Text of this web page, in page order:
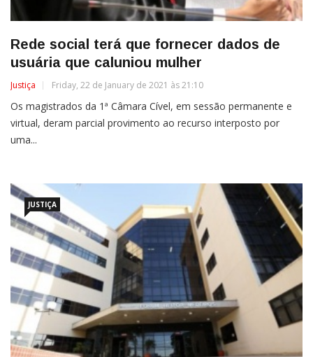
Rede social terá que fornecer dados de
usuária que caluniou mulher
Justiça Friday, 22 de January de 2021 às 21:10
Os magistrados da 1ª Câmara Cível, em sessão permanente e
virtual, deram parcial provimento ao recurso interposto por
uma...
JUSTIÇA